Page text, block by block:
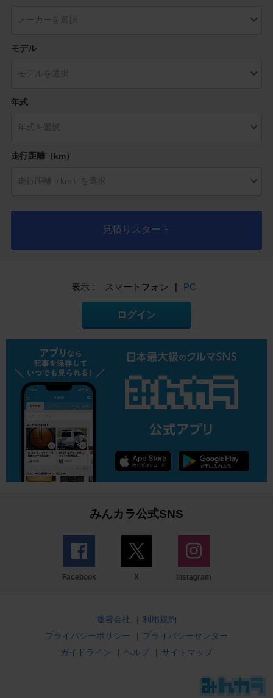
モデル
年式
走行距離（km）
見積りスタート
表示： スマートフォン | PC
ログイン
みんカラ公式SNS
Facebook X Instagram
運営会社 | 利用規約
プライバシーポリシー
| プライバシーセンター
ガイドライン
| ヘルプ | サイトマップ